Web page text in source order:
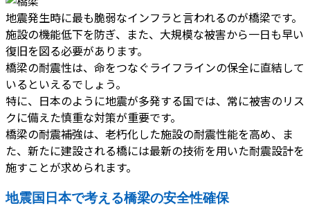
地震発生時に最も脆弱なインフラと言われるのが橋梁です。
施設の機能低下を防ぎ、また、大規模な被害から一日も早い
復旧を図る必要があります。
橋梁の耐震性は、命をつなぐライフラインの保全に直結して
いるといえるでしょう。
特に、日本のように地震が多発する国では、常に被害のリス
クに備えた慎重な対策が重要です。
橋梁の耐震補強は、老朽化した施設の耐震性能を高め、ま
た、新たに建設される橋には最新の技術を用いた耐震設計を
施すことが求められます。
地震国日本で考える橋梁の安全性確保